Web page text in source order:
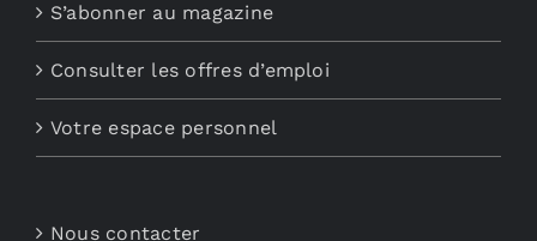
S’abonner au magazine
Consulter les offres d’emploi
Votre espace personnel
Nous contacter